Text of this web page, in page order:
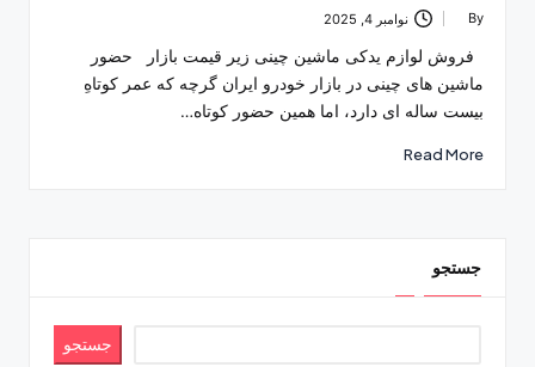
Posted
By نوامبر 4, 2025
فروش لوازم یدکی ماشین چینی زیر قیمت بازار حضور
ماشین ‌های چینی در بازار خودرو ایران گرچه که عمر کوتاهِ
بیست‌ ساله ‌ای دارد، اما همین حضور کوتاه‌…
Read More
جستجو
جستجو